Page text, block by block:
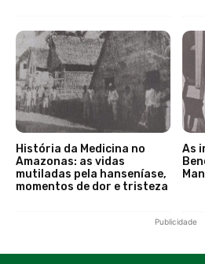
História da Medicina no
Amazonas: as vidas
mutiladas pela hanseníase,
momentos de dor e tristeza
As
Publicidade